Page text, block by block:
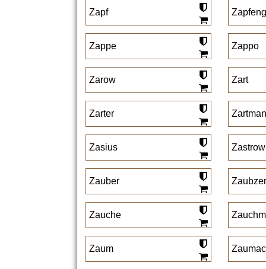
Zapf
Zappe Zappo
Zarow Zart
Zarter
Zasius Zastrow
Zauber Zaubzer
Zauche
Zaum